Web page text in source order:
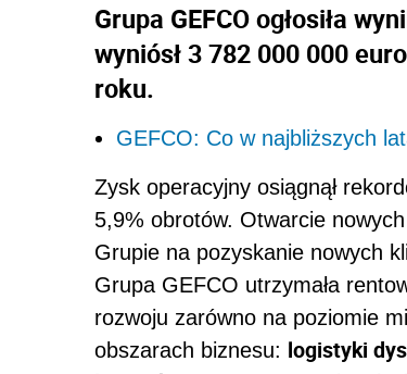
Grupa GEFCO ogłosiła
wyniósł 3 782 000 000
roku.
GEFCO: Co w najbliższych
Zysk operacyjny osiągnął
5,9% obrotów. Otwarcie
Grupie na pozyskanie nowych
Grupa GEFCO utrzymała
rozwoju zarówno na poziomie
obszarach biznesu: logistyki